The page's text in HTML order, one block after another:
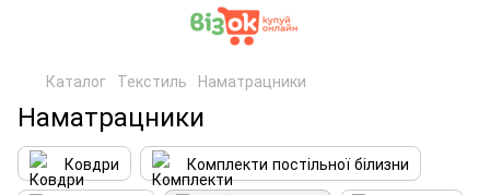
Каталог Текстиль Наматрацники
Наматрацники
Ковдри
Комплекти постільної білизни